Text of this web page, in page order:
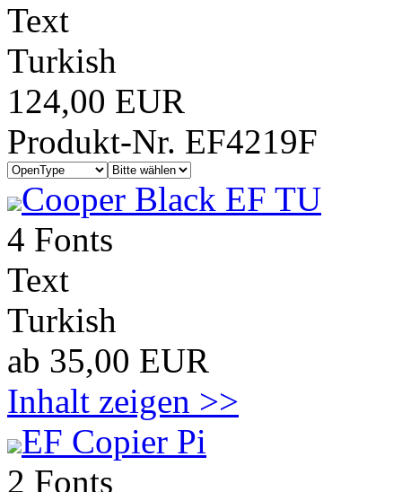
Text
Turkish
124,00 EUR
Produkt-Nr. EF4219F
Cooper Black EF TU
4 Fonts
Text
Turkish
ab 35,00 EUR
Inhalt zeigen >>
EF Copier Pi
2 Fonts